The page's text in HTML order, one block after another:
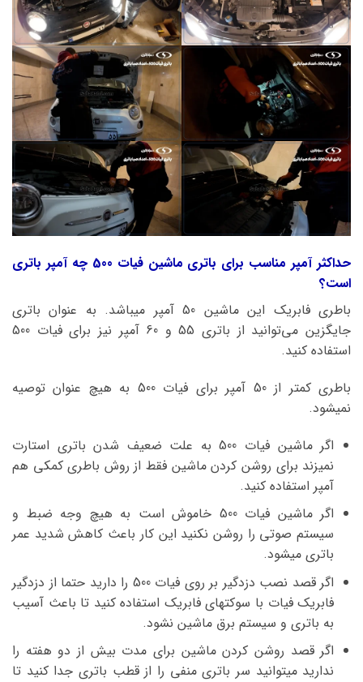
حداکثر آمپر مناسب برای باتری ماشین فیات 500 چه آمپر باتری
است؟
باطری فابریک این ماشین 50 آمپر میباشد. به عنوان باتری
جایگزین می‌توانید از باتری 55 و 60 آمپر نیز برای فیات 500
استفاده کنید.
باطری کمتر از 50 آمپر برای فیات 500 به هیچ عنوان توصیه
نمیشود.
اگر ماشین فیات 500 به علت ضعیف شدن باتری استارت
نمیزند برای روشن کردن ماشین فقط از روش باطری کمکی هم
آمپر استفاده کنید.
اگر ماشین فیات 500 خاموش است به هیچ وجه ضبط و
سیستم صوتی را روشن نکنید این کار باعث کاهش شدید عمر
باتری میشود.
اگر قصد نصب دزدگیر بر روی فیات 500 را دارید حتما از دزدگیر
فابریک فیات با سوکتهای فابریک استفاده کنید تا باعث آسیب
به باتری و سیستم برق ماشین نشود.
اگر قصد روشن کردن ماشین برای مدت بیش از دو هفته را
ندارید میتوانید سر باتری منفی را از قطب باتری جدا کنید تا